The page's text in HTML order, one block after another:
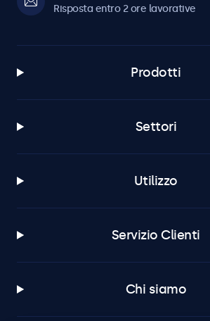
Risposta entro 2 ore lavorative
Prodotti
Settori
Utilizzo
Servizio Clienti
Chi siamo